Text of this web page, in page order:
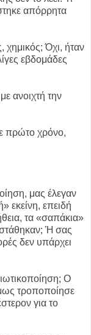
απόρρητα
χημικός; Όχι, ήταν
εβδομάδες
ανοιχτή την
πρώτο χρόνο,
μας έλεγαν
εκείνη, επειδή
τα «σαπάκια»
Ή σας
δεν υπάρχει
Ο
τροποποίησε
για το